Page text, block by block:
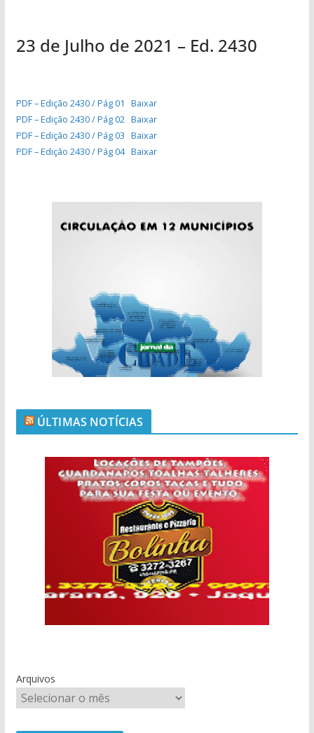
23 de Julho de 2021 – Ed. 2430
PDF – Edição 2430 / Pág 01
Baixar
PDF – Edição 2430 / Pág 02 Baixar
PDF – Edição 2430 / Pág 03 Baixar
PDF – Edição 2430 / Pág 04 Baixar
ÚLTIMAS NOTÍCIAS
Arquivos